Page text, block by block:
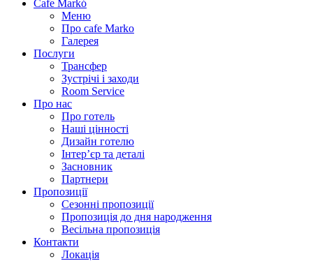
Cafe Markó
Меню
Про cafe Marko
Галерея
Послуги
Трансфер
Зустрічі і заходи
Room Service
Про нас
Про готель
Наші цінності
Дизайн готелю
Інтер’єр та деталі
Засновник
Партнери
Пропозиції
Сезонні пропозиції
Пропозиція до дня народження
Весільна пропозиція
Контакти
Локація